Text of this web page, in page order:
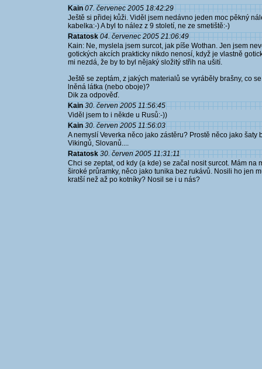
Kain 07. červenec 2005 18:42:29
Ještě si přidej kůži. Viděl jsem nedávno jeden moc pěkný
kabelka:-) A byl to nález z 9 století, ne ze smetiště:-)
Ratatosk 04. červenec 2005 21:06:49
Kain: Ne, myslela jsem surcot, jak píše Wothan. Jen jsem
gotických akcích prakticky nikdo nenosí, když je vlastně
mi nezdá, že by to byl nějaký složitý střih na ušití.
Ještě se zeptám, z jakých materialů se vyráběly brašny, co
lněná látka (nebo oboje)?
Dik za odpověď.
Kain 30. červen 2005 11:56:45
Viděl jsem to i někde u Rusů:-))
Kain 30. červen 2005 11:56:03
A nemyslí Veverka něco jako zástěru? Prostě něco jako
Vikingů, Slovanů....
Ratatosk 30. červen 2005 11:31:11
Chci se zeptat, od kdy (a kde) se začal nosit surcot. Mám
široké průramky, něco jako tunika bez rukávů. Nosili ho jen
kratší než až po kotníky? Nosil se i u nás?